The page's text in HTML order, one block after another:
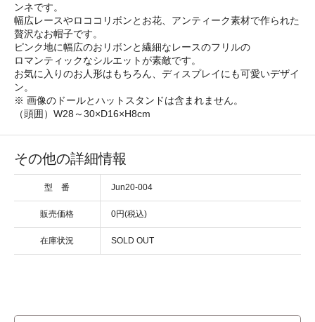
ンネです。
幅広レースやロココリボンとお花、アンティーク素材で作られた
贅沢なお帽子です。
ピンク地に幅広のおリボンと繊細なレースのフリルの
ロマンティックなシルエットが素敵です。
お気に入りのお人形はもちろん、ディスプレイにも可愛いデザイ
ン。
※ 画像のドールとハットスタンドは含まれません。
（頭囲）W28～30×D16×H8cm
その他の詳細情報
型 番 Jun20-004
販売価格 0円(税込)
在庫状況 SOLD OUT